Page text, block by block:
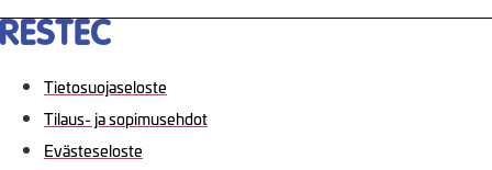
Tietosuojaseloste
Tilaus- ja sopimusehdot
Evästeseloste